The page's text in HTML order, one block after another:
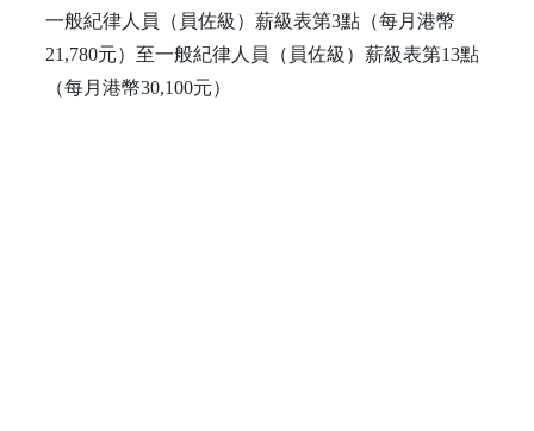
一般紀律人員（員佐級）薪級表第3點（每月港幣
21,780元）至一般紀律人員（員佐級）薪級表第13點
（每月港幣30,100元）